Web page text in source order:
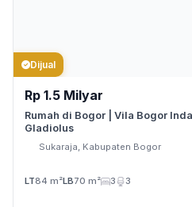
Dijual
Rp 1.5 Milyar
Rumah di Bogor | Vila Bogor
Gladiolus
Sukaraja, Kabupaten Bogor
LT84 m²LB70 m² 3 3